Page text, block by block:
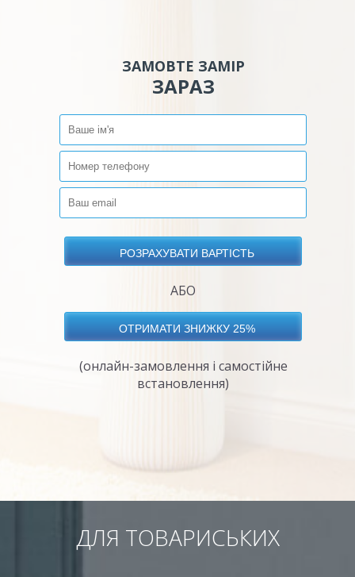
ЗАМОВТЕ ЗАМІР
ЗАРАЗ
АБО
(онлайн-замовлення і самостійне
встановлення)
ДЛЯ ТОВАРИСЬКИХ